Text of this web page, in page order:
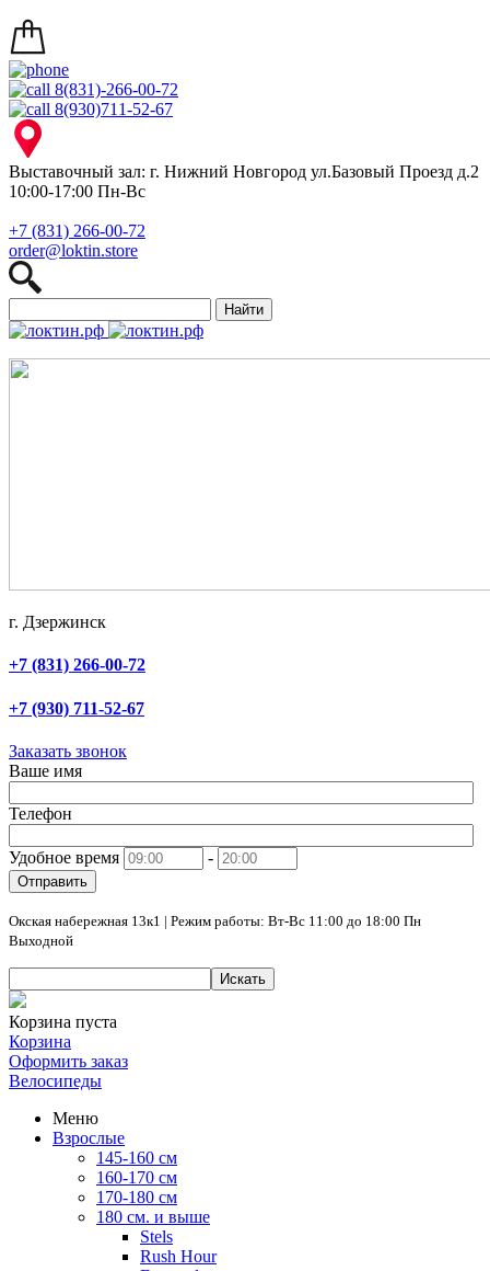
8(831)-266-00-72
8(930)711-52-67
Выставочный зал: г. Нижний Новгород ул.Базовый Проезд д.2
10:00-17:00 Пн-Вс
+7 (831) 266-00-72
order@loktin.store
Найти
г. Дзержинск
+7 (831) 266-00-72
+7 (930) 711-52-67
Заказать звонок
Ваше имя
Телефон
Удобное время -
Отправить
Окская набережная 13к1 | Режим работы: Вт-Вс 11:00 до 18:00 Пн
Выходной
Искать
Корзина пуста
Корзина
Оформить заказ
Велосипеды
Меню
Взрослые
145-160 см
160-170 см
170-180 см
180 см. и выше
Stels
Rush Hour